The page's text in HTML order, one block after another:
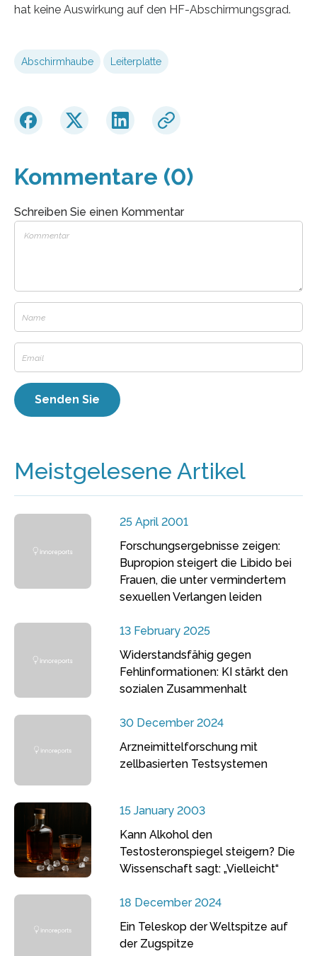
hat keine Auswirkung auf den HF-Abschirmungsgrad.
Abschirmhaube Leiterplatte
Kommentare (0)
Schreiben Sie einen Kommentar
Meistgelesene Artikel
25 April 2001
Forschungsergebnisse zeigen:
Bupropion steigert die Libido bei
Frauen, die unter vermindertem
sexuellen Verlangen leiden
13 February 2025
Widerstandsfähig gegen
Fehlinformationen: KI stärkt den
sozialen Zusammenhalt
30 December 2024
Arzneimittelforschung mit
zellbasierten Testsystemen
15 January 2003
Kann Alkohol den
Testosteronspiegel steigern? Die
Wissenschaft sagt: „Vielleicht“
18 December 2024
Ein Teleskop der Weltspitze auf
der Zugspitze